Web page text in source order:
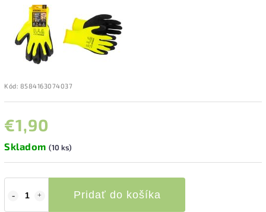
Kód: 8584163074037
€1,90
Skladom (10 ks)
Pridať do košíka